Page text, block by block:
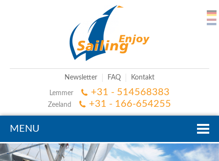
Newsletter FAQ Kontakt
Lemmer +31 - 514568383
Zeeland +31 - 166-654255
MENU